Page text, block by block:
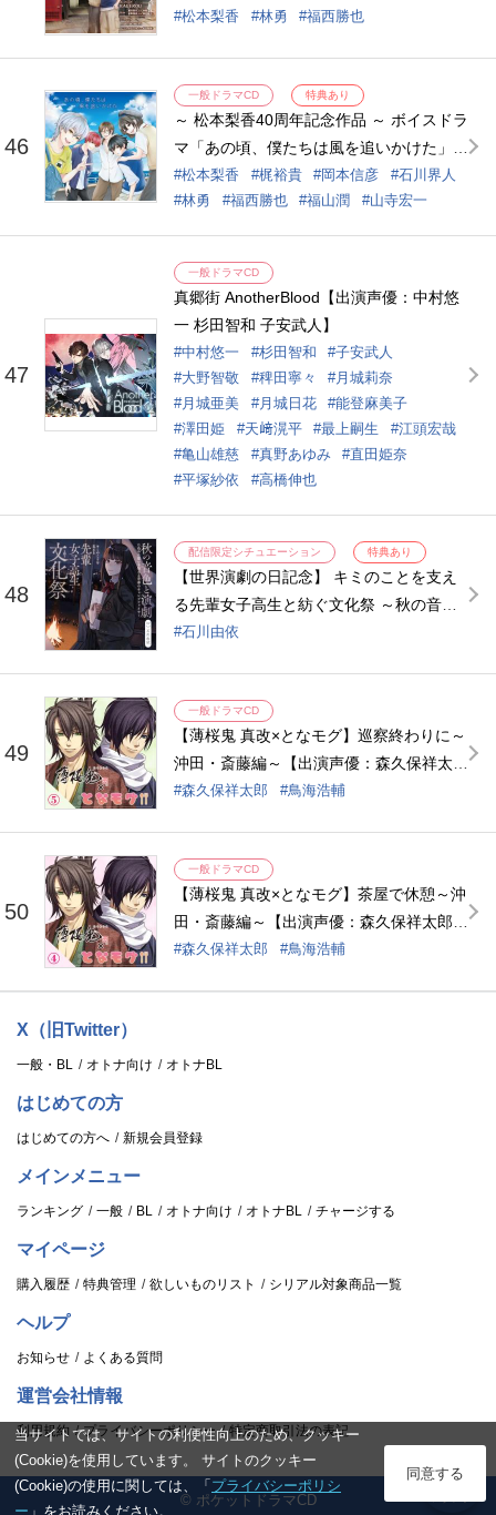
マソング～【出演声優：蒼井美月 （CV.林
松本梨香 林勇 福西勝也
46
一般ドラマCD 特典あり
～ 松本梨香40周年記念作品 ～ ボイスドラ
マ「あの頃、僕たちは風を追いかけた」
【出演声優：松本梨香 梶裕貴 岡本信彦 石
川界人 林勇 福西勝也 福山潤 山寺宏一】
松本梨香 梶裕貴 岡本信彦
石川界人
林勇
福西勝也 福山潤 山寺宏一
47
一般ドラマCD
真郷街 AnotherBlood【出演声優：中村悠
一 杉田智和 子安武人】
中村悠一 杉田智和
子安武人
大野智敬
稗田寧々
月城莉奈
月城亜美
月城日花
能登麻美子
澤田姫
天﨑滉平 最上嗣生
江頭宏哉
亀山雄慈
真野あゆみ
直田姫奈
平塚紗依
高橋伸也
48
配信限定シチュエーション 特典あり
【世界演劇の日記念】 キミのことを支え
る先輩女子高生と紡ぐ文化祭 ～秋の音色
と演劇に込めた想いを伝える青春のキャン
石川由依
49
一般ドラマCD
【薄桜鬼 真改×となモグ】巡察終わりに～
沖田・斎藤編～【出演声優：森久保祥太郎
鳥海浩輔】
森久保祥太郎 鳥海浩輔
50
一般ドラマCD
【薄桜鬼 真改×となモグ】茶屋で休憩～沖
田・斎藤編～【出演声優：森久保祥太郎
鳥海浩輔】
森久保祥太郎 鳥海浩輔
X（旧Twitter）
一般・BL オトナ向け オトナBL
はじめての方
はじめての方へ 新規会員登録
メインメニュー
ランキング 一般 BL オトナ向け オトナBL チャージする
マイページ
購入履歴 特典管理 欲しいものリスト シリアル対象商品一覧
ヘルプ
お知らせ よくある質問
運営会社情報
利用規約 プライバシーポリシー 特定商取引法の表記
© ポケットドラマCD
当サイトでは、サイトの利便性向上のため、クッキー
(Cookie)を使用しています。 サイトのクッキー
(Cookie)の使用に関しては、「 プライバシーポリシ
ー 」をお読みください。
同意する